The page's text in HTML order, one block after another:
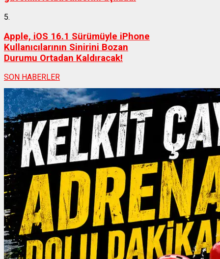
5.
Apple, iOS 16.1 Sürümüyle iPhone
Kullanıcılarının Sinirini Bozan
Durumu Ortadan Kaldıracak!
SON HABERLER